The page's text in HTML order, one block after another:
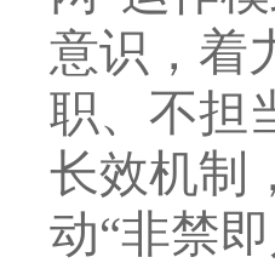
意识，着
职、不担
长效机制
动“非禁